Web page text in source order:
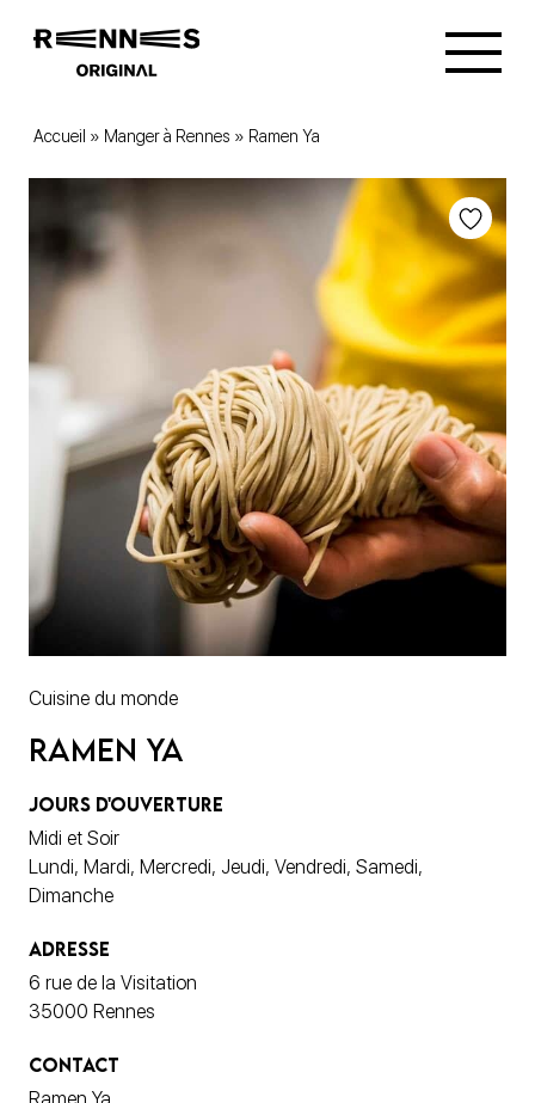
Accueil » Manger à Rennes » Ramen Ya
Cuisine du monde
Ramen Ya
JOURS D'OUVERTURE
Midi et Soir
Lundi, Mardi, Mercredi, Jeudi, Vendredi, Samedi,
Dimanche
ADRESSE
6 rue de la Visitation
35000 Rennes
CONTACT